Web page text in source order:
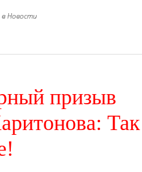
вНовости
призыв
Так